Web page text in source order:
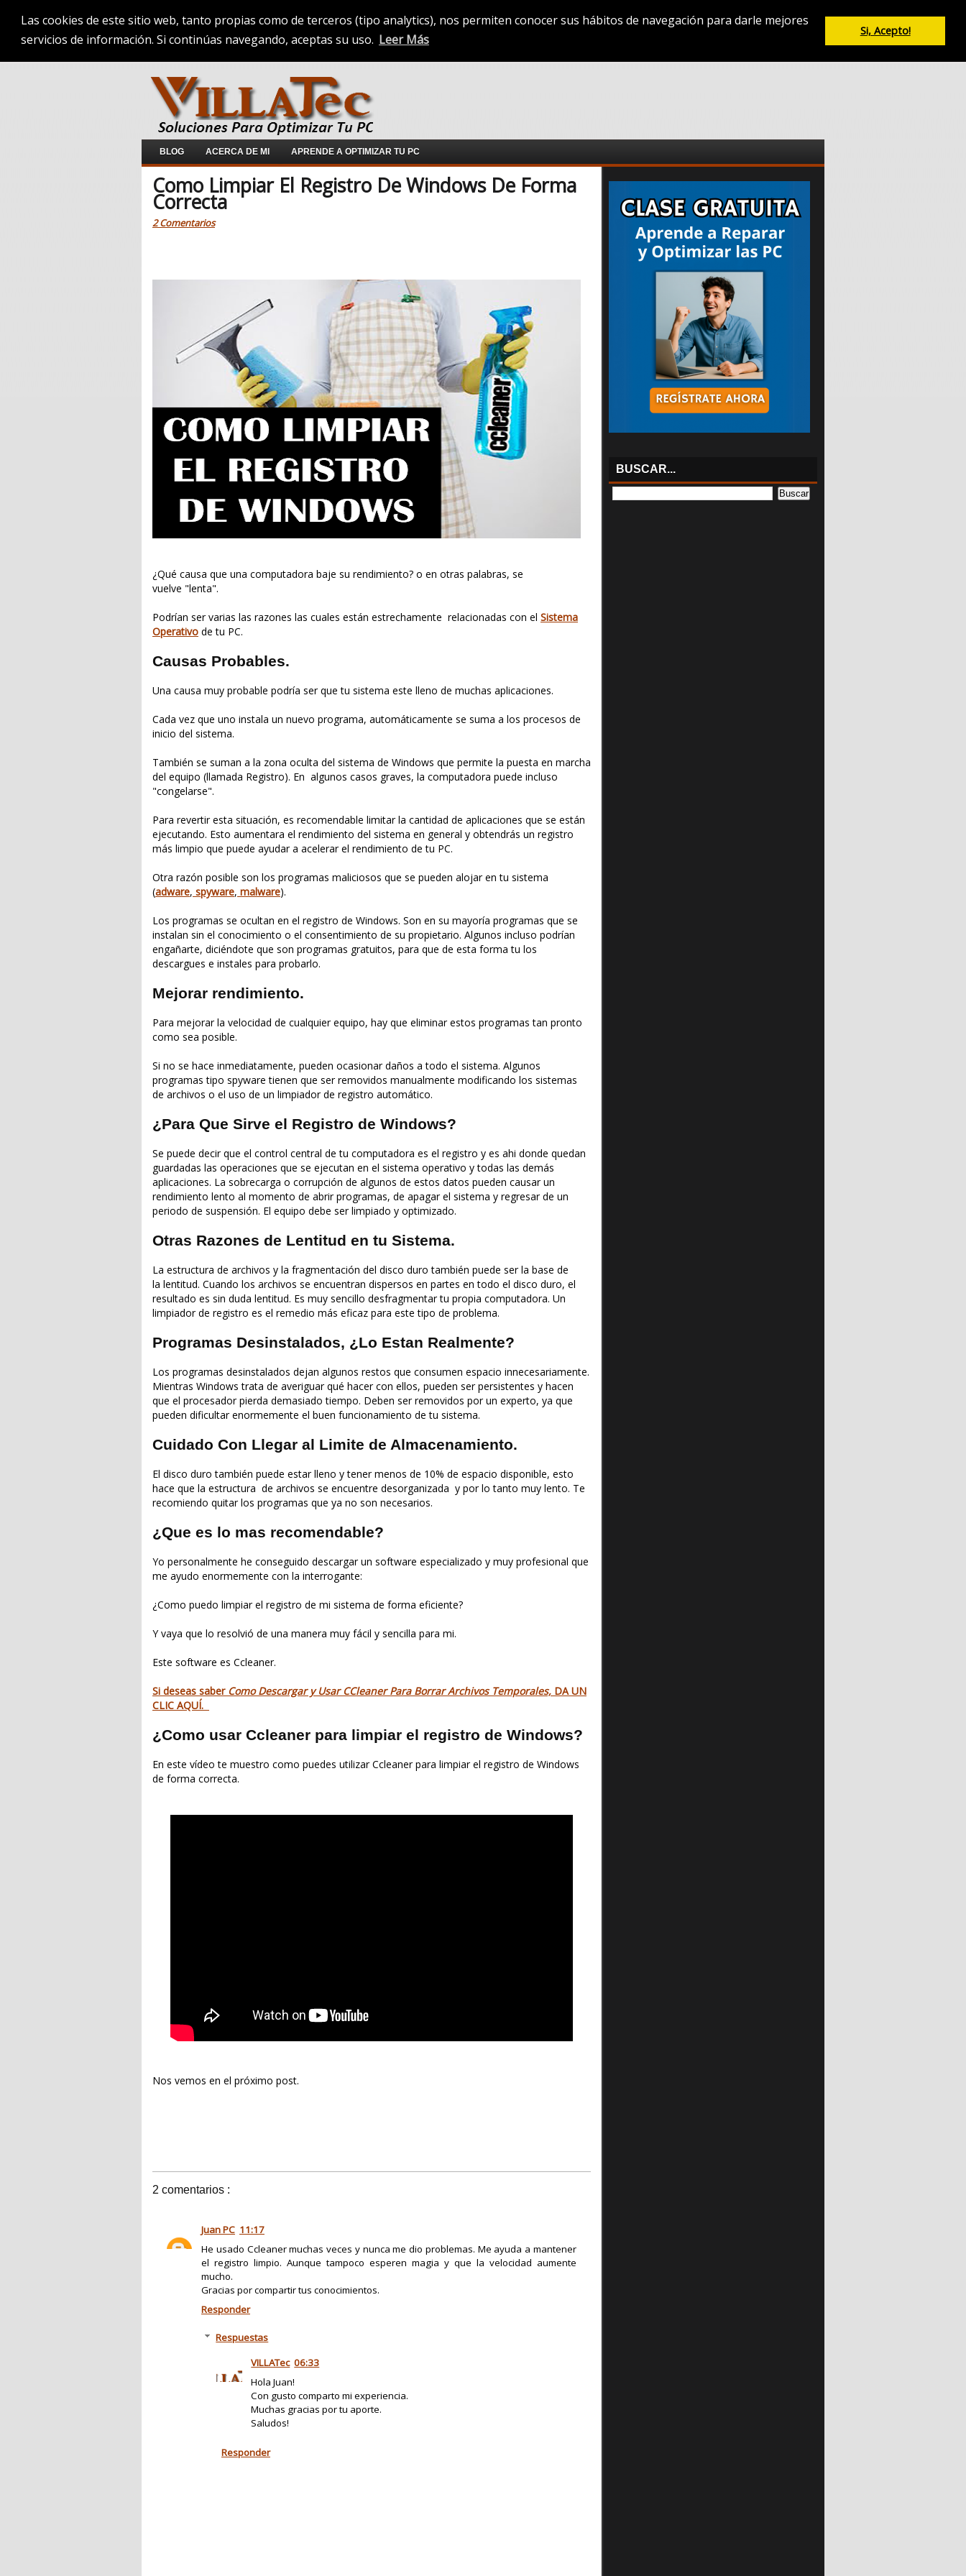
Las cookies de este sitio web, tanto propias como de terceros (tipo analytics), nos permiten conocer sus hábitos de navegación para darle mejores
servicios de información. Si continúas navegando, aceptas su uso. Leer Más
Si, Acepto!
BLOG ACERCA DE MI APRENDE A OPTIMIZAR TU PC
Como Limpiar El Registro De Windows De Forma
Correcta
2 Comentarios
¿Qué causa que una computadora baje su rendimiento? o en otras palabras, se
vuelve "lenta".
Podrían ser varias las razones las cuales están estrechamente relacionadas con el Sistema
Operativo de tu PC.
Causas Probables.
Una causa muy probable podría ser que tu sistema este lleno de muchas aplicaciones.
Cada vez que uno instala un nuevo programa, automáticamente se suma a los procesos de
inicio del sistema.
También se suman a la zona oculta del sistema de Windows que permite la puesta en marcha
del equipo (llamada Registro). En algunos casos graves, la computadora puede incluso
"congelarse".
Para revertir esta situación, es recomendable limitar la cantidad de aplicaciones que se están
ejecutando. Esto aumentara el rendimiento del sistema en general y obtendrás un registro
más limpio que puede ayudar a acelerar el rendimiento de tu PC.
Otra razón posible son los programas maliciosos que se pueden alojar en tu sistema
(adware, spyware, malware).
Los programas se ocultan en el registro de Windows. Son en su mayoría programas que se
instalan sin el conocimiento o el consentimiento de su propietario. Algunos incluso podrían
engañarte, diciéndote que son programas gratuitos, para que de esta forma tu los
descargues e instales para probarlo.
Mejorar rendimiento.
Para mejorar la velocidad de cualquier equipo, hay que eliminar estos programas tan pronto
como sea posible.
Si no se hace inmediatamente, pueden ocasionar daños a todo el sistema. Algunos
programas tipo spyware tienen que ser removidos manualmente modificando los sistemas
de archivos o el uso de un limpiador de registro automático.
¿Para Que Sirve el Registro de Windows?
Se puede decir que el control central de tu computadora es el registro y es ahi donde quedan
guardadas las operaciones que se ejecutan en el sistema operativo y todas las demás
aplicaciones. La sobrecarga o corrupción de algunos de estos datos pueden causar un
rendimiento lento al momento de abrir programas, de apagar el sistema y regresar de un
periodo de suspensión. El equipo debe ser limpiado y optimizado.
Otras Razones de Lentitud en tu Sistema.
La estructura de archivos y la fragmentación del disco duro también puede ser la base de
la lentitud. Cuando los archivos se encuentran dispersos en partes en todo el disco duro, el
resultado es sin duda lentitud. Es muy sencillo desfragmentar tu propia computadora. Un
limpiador de registro es el remedio más eficaz para este tipo de problema.
Programas Desinstalados, ¿Lo Estan Realmente?
Los programas desinstalados dejan algunos restos que consumen espacio innecesariamente.
Mientras Windows trata de averiguar qué hacer con ellos, pueden ser persistentes y hacen
que el procesador pierda demasiado tiempo. Deben ser removidos por un experto, ya que
pueden dificultar enormemente el buen funcionamiento de tu sistema.
Cuidado Con Llegar al Limite de Almacenamiento.
El disco duro también puede estar lleno y tener menos de 10% de espacio disponible, esto
hace que la estructura de archivos se encuentre desorganizada y por lo tanto muy lento. Te
recomiendo quitar los programas que ya no son necesarios.
¿Que es lo mas recomendable?
Yo personalmente he conseguido descargar un software especializado y muy profesional que
me ayudo enormemente con la interrogante:
¿Como puedo limpiar el registro de mi sistema de forma eficiente?
Y vaya que lo resolvió de una manera muy fácil y sencilla para mi.
Este software es Ccleaner.
Si deseas saber Como Descargar y Usar CCleaner Para Borrar Archivos Temporales, DA UN
CLIC AQUÍ.
¿Como usar Ccleaner para limpiar el registro de Windows?
En este vídeo te muestro como puedes utilizar Ccleaner para limpiar el registro de Windows
de forma correcta.
Nos vemos en el próximo post.
2 comentarios :
Juan PC 11:17
He usado Ccleaner muchas veces y nunca me dio problemas. Me ayuda a mantener
el registro limpio. Aunque tampoco esperen magia y que la velocidad aumente
mucho.
Gracias por compartir tus conocimientos.
Responder
Respuestas
VILLATec 06:33
Hola Juan!
Con gusto comparto mi experiencia.
Muchas gracias por tu aporte.
Saludos!
Responder
BUSCAR...